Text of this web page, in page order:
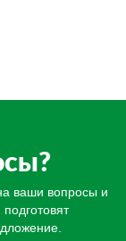
ваши вопросы и